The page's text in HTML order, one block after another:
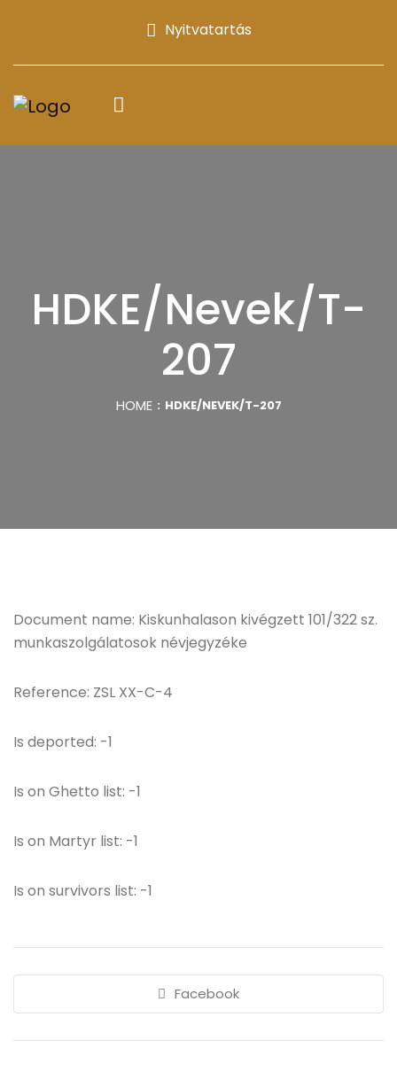
Nyitvatartás
HDKE/Nevek/T-
207
HOME HDKE/NEVEK/T-207
Document name: Kiskunhalason kivégzett 101/322 sz.
munkaszolgálatosok névjegyzéke
Reference: ZSL XX-C-4
Is deported: -1
Is on Ghetto list: -1
Is on Martyr list: -1
Is on survivors list: -1
Facebook